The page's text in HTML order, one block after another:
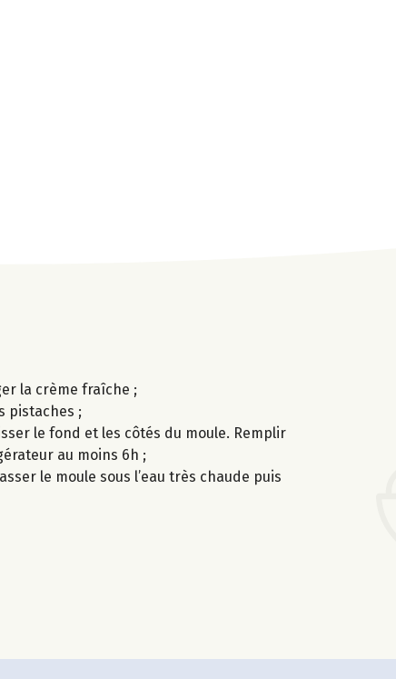
la crème fraîche ;
pistaches ;
le fond et les côtés du moule. Remplir
au moins 6h ;
le moule sous l’eau très chaude puis